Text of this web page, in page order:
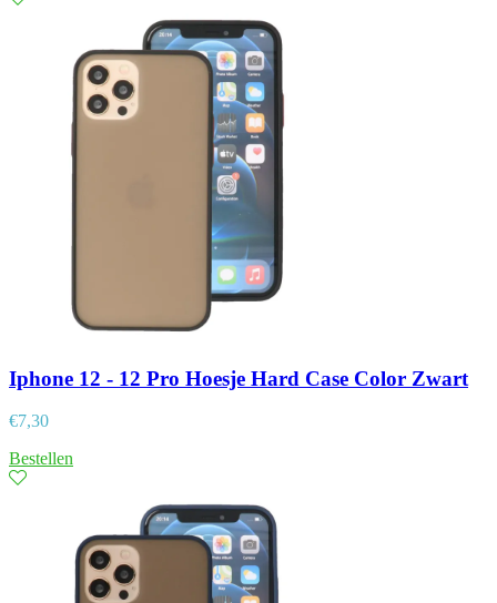
Iphone 12 - 12 Pro Hoesje Hard Case Color Zwart
€7,30
Bestellen